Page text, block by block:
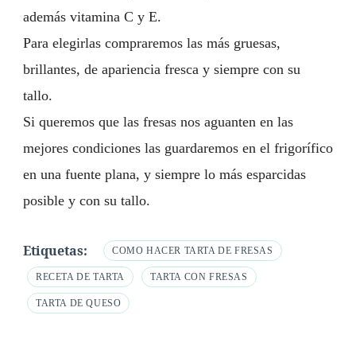
además vitamina C y E.
Para elegirlas compraremos las más gruesas,
brillantes, de apariencia fresca y siempre con su
tallo.
Si queremos que las fresas nos aguanten en las
mejores condiciones las guardaremos en el frigorífico
en una fuente plana, y siempre lo más esparcidas
posible y con su tallo.
Etiquetas: COMO HACER TARTA DE FRESAS
RECETA DE TARTA TARTA CON FRESAS
TARTA DE QUESO